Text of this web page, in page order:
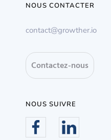
NOUS CONTACTER
contact@growther.io
Contactez-nous
NOUS SUIVRE